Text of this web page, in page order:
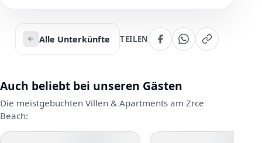
Alle Unterkünfte TEILEN
Auch beliebt bei unseren Gästen
Die meistgebuchten Villen & Apartments am Zrce
Beach: